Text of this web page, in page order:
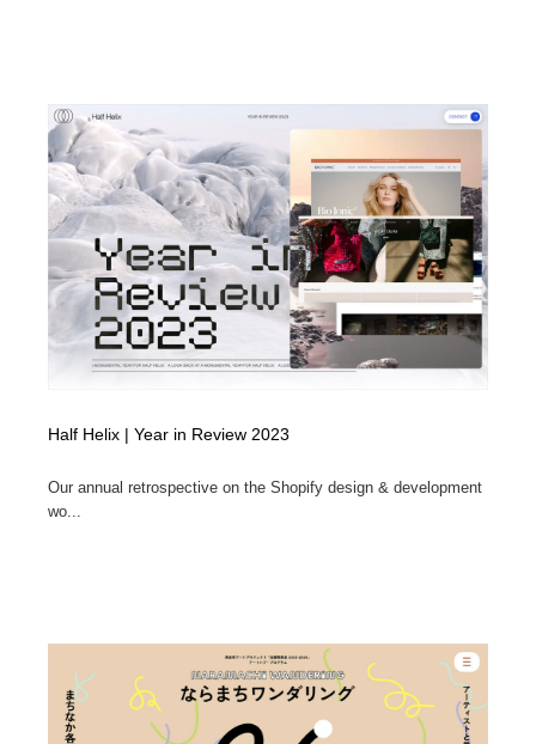
Half Helix | Year in Review 2023
Our annual retrospective on the Shopify design & development
wo...